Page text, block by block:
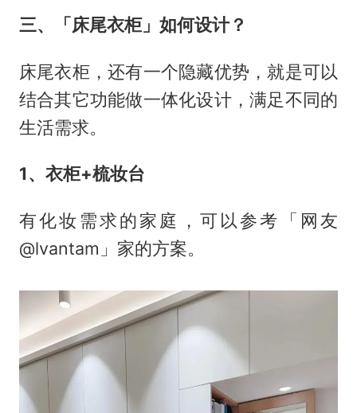
三、「床尾衣柜」如何设计？
床尾衣柜，还有一个隐藏优势，就是可以
结合其它功能做一体化设计，满足不同的
生活需求。
1、衣柜+梳妆台
有化妆需求的家庭，可以参考「网友
@lvantam」家的方案。